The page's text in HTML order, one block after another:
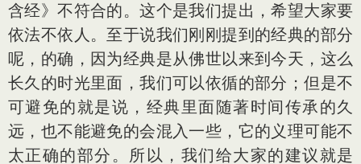
含经》不符合的。这个是我们提出，希望大家要
依法不依人。至于说我们刚刚提到的经典的部分
呢，的确，因为经典是从佛世以来到今天，这么
长久的时光里面，我们可以依循的部分；但是不
可避免的就是说，经典里面随著时间传承的久
远，也不能避免的会混入一些，它的义理可能不
太正确的部分。所以，我们给大家的建议就是